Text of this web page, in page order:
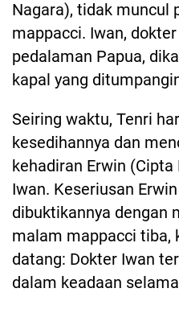
Nagara), tidak muncul
mappacci. Iwan,
pedalaman Papua,
kapal yang
Seiring waktu, Tenri
kesedihannya dan
kehadiran Erwin
Iwan. Keseriusan
dibuktikannya dengan
malam mappacci tiba,
datang: Dokter Iwan
dalam keadaan